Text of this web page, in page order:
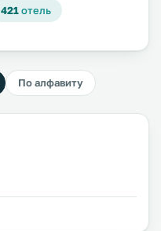
421отель
По алфавиту